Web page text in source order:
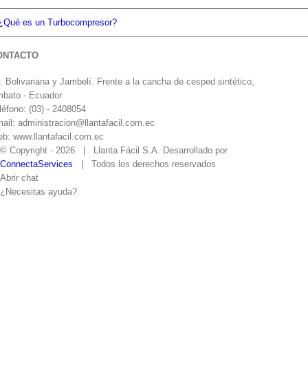
es un Turbocompresor?
Bolivariana y Jambelí. Frente a la cancha de cesped sintético,
- Ecuador
(03) - 2408054
administracion@llantafacil.com.ec
www.llantafacil.com.ec
© Copyright - 2026 | Llanta Fácil S.A. Desarrollado por
ConnectaServices | Todos los derechos reservados
Abrir chat
¿Necesitas ayuda?